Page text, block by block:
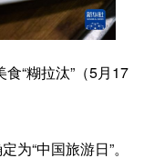
数字经济
“糊拉汰”（5月17
“中国旅游日”。